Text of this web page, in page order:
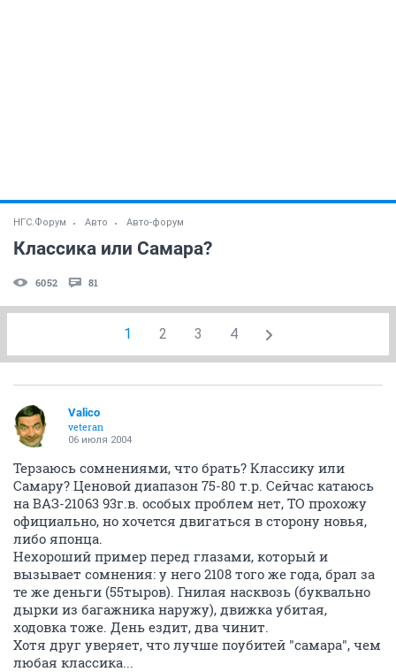
НГС.Форум Авто Авто-форум
Классика или Самара?
6052 81
1 2 3 4
Valico
veteran
06 июля 2004
Терзаюсь сомнениями, что брать? Классику или
Самару? Ценовой диапазон 75-80 т.р. Сейчас катаюсь
на ВАЗ-21063 93г.в. особых проблем нет, ТО прохожу
официально, но хочется двигаться в сторону новья,
либо японца.
Нехороший пример перед глазами, который и
вызывает сомнения: у него 2108 того же года, брал за
те же деньги (55тыров). Гнилая насквозь (буквально
дырки из багажника наружу), движка убитая,
ходовка тоже. День ездит, два чинит.
Хотя друг уверяет, что лучше поубитей "самара", чем
любая классика...